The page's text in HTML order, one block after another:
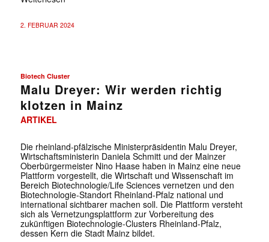
✕
2. FEBRUAR 2024
Biotech Cluster
Malu Dreyer: Wir werden richtig
klotzen in Mainz
ARTIKEL
Die rheinland-pfälzische Ministerpräsidentin Malu Dreyer,
Wirtschaftsministerin Daniela Schmitt und der Mainzer
Oberbürgermeister Nino Haase haben in Mainz eine neue
Plattform vorgestellt, die Wirtschaft und Wissenschaft im
Bereich Biotechnologie/Life Sciences vernetzen und den
Biotechnologie-Standort Rheinland-Pfalz national und
international sichtbarer machen soll. Die Plattform versteht
sich als Vernetzungsplattform zur Vorbereitung des
zukünftigen Biotechnologie-Clusters Rheinland-Pfalz,
dessen Kern die Stadt Mainz bildet.